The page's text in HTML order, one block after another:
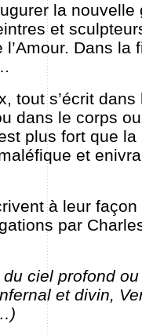
la nouvelle
et
l’Amour. Dans
tout s’écrit
dans le corps
plus fort que
et
à leur
par
du ciel profond
et divin,